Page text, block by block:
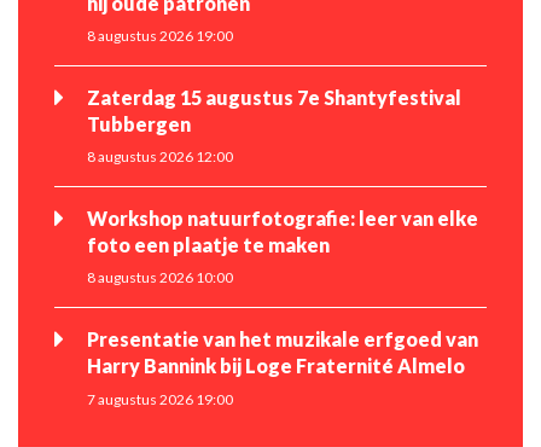
8 augustus 2026 19:00
Zaterdag 15 augustus 7e Shantyfestival
Tubbergen
8 augustus 2026 12:00
Workshop natuurfotografie: leer van elke
foto een plaatje te maken
8 augustus 2026 10:00
Presentatie van het muzikale erfgoed van
Harry Bannink bij Loge Fraternité Almelo
7 augustus 2026 19:00